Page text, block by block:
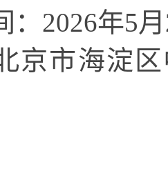
2026年5月
京市海淀